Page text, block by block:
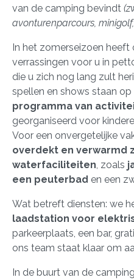
van de camping bevindt
avonturenparcours,
In het zomerseizoen heeft
verrassingen voor u in
die u zich nog lang zult
spellen en shows staan
programma van
georganiseerd voor
Voor een onvergetelijke
overdekt en verwarmd
waterfaciliteiten , zoals
een peuterbad en een
Wat betreft diensten: we
laadstation voor
parkeerplaats, een bar,
ons team staat klaar om
In de buurt van de